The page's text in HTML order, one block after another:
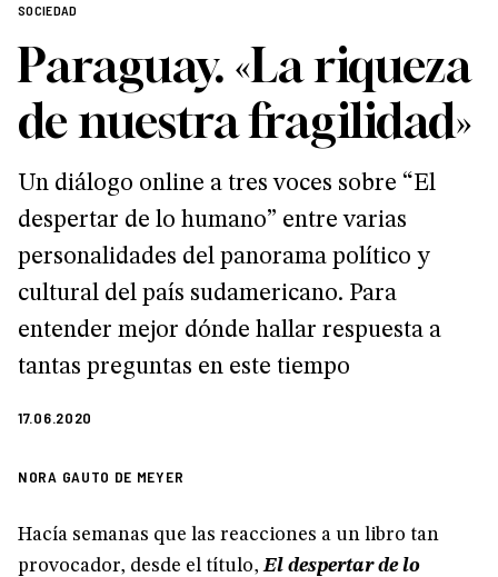
SOCIEDAD
Paraguay. «La riqueza
de nuestra fragilidad»
Un diálogo online a tres voces sobre “El
despertar de lo humano” entre varias
personalidades del panorama político y
cultural del país sudamericano. Para
entender mejor dónde hallar respuesta a
tantas preguntas en este tiempo
17.06.2020
NORA GAUTO DE MEYER
Hacía semanas que las reacciones a un libro tan
provocador, desde el título,El despertar de lo